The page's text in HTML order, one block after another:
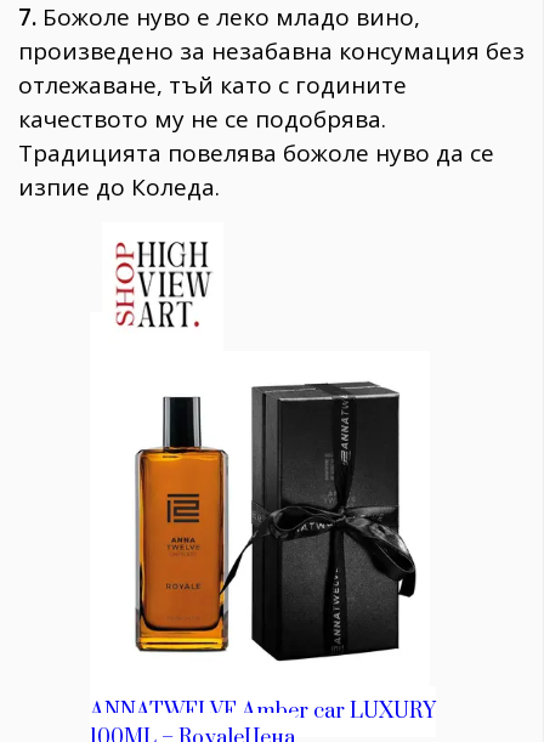
7. Божоле нуво е леко младо вино,
произведено за незабавна консумация без
отлежаване, тъй като с годините
качеството му не се подобрява.
Традицията повелява божоле нуво да се
изпие до Коледа.